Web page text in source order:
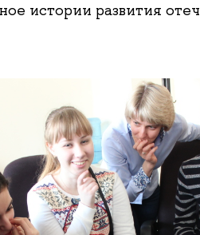
истории развития